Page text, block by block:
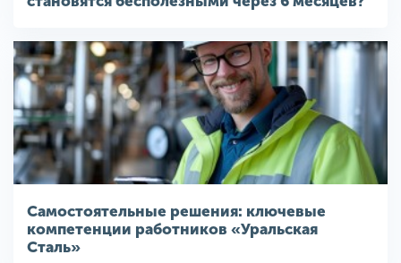
Самостоятельные решения: ключевые
компетенции работников «Уральская
Сталь»